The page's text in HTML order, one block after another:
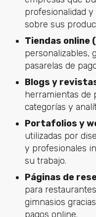
profesionalidad
sobre sus
Tiendas online
personalizables,
pasarelas de
Blogs y
herramientas de
categorías y
Portafolios y
utilizadas por
y profesionales
su trabajo.
Páginas de
para
gimnasios
pagos online.